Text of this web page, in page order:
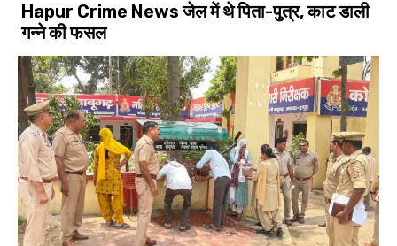
Hapur Crime News जेल में थे पिता-पुत्र, काट डाली
गन्ने की फसल